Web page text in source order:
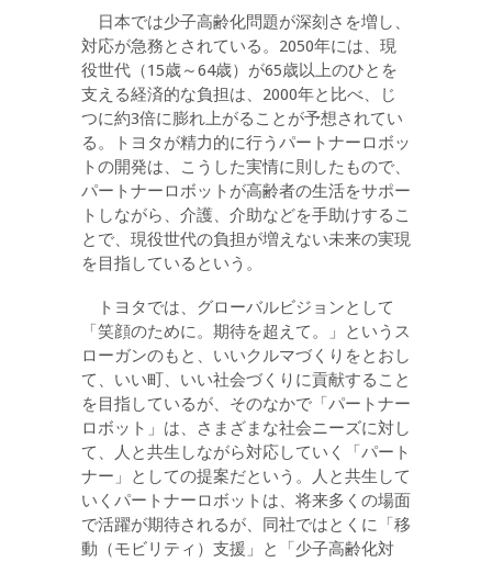
日本では少子高齢化問題が深刻さを増し、
対応が急務とされている。2050年には、現
役世代（15歳～64歳）が65歳以上のひとを
支える経済的な負担は、2000年と比べ、じ
つに約3倍に膨れ上がることが予想されてい
る。トヨタが精力的に行うパートナーロボッ
トの開発は、こうした実情に則したもので、
パートナーロボットが高齢者の生活をサポー
トしながら、介護、介助などを手助けするこ
とで、現役世代の負担が増えない未来の実現
を目指しているという。
トヨタでは、グローバルビジョンとして
「笑顔のために。期待を超えて。」というス
ローガンのもと、いいクルマづくりをとおし
て、いい町、いい社会づくりに貢献すること
を目指しているが、そのなかで「パートナー
ロボット」は、さまざまな社会ニーズに対し
て、人と共生しながら対応していく「パート
ナー」としての提案だという。人と共生して
いくパートナーロボットは、将来多くの場面
で活躍が期待されるが、同社ではとくに「移
動（モビリティ）支援」と「少子高齢化対